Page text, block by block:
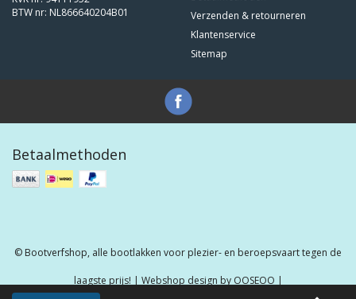
BTW nr: NL866640204B01
Verzenden & retourneren
Klantenservice
Sitemap
Betaalmethoden
© Bootverfshop, alle bootlakken voor plezier- en beroepsvaart tegen de
laagste prijs! | Webshop design by OOSEOO |